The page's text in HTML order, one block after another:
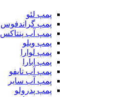
پمپ لئو
پمپ گراندفوس
پمپ آب پنتاکس
پمپ ویلو
پمپ لوارا
پمپ ابارا
پمپ آب تایفو
پمپ آب سایر
پمپ پدرولو